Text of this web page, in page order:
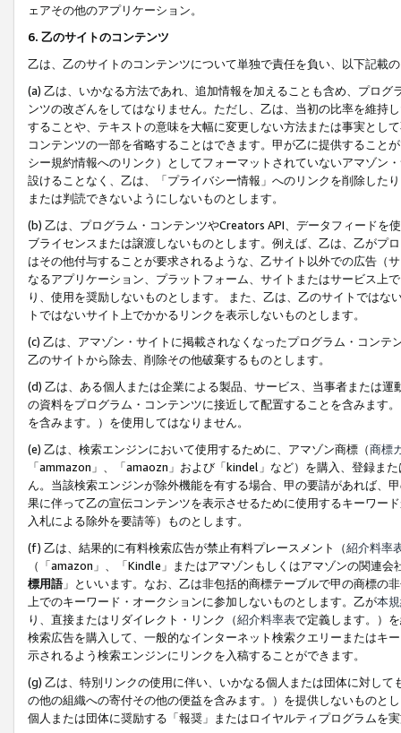
ェアその他のアプリケーション。
6. 乙のサイトのコンテンツ
乙は、乙のサイトのコンテンツについて単独で責任を負い、以下記載
(a) 乙は、いかなる方法であれ、追加情報を加えることも含め、プロ
ンツの改ざんをしてはなりません。ただし、乙は、当初の比率を維持
することや、テキストの意味を大幅に変更しない方法または事実とし
コンテンツの一部を省略することはできます。甲が乙に提供すること
シー規約情報へのリンク）としてフォーマットされていないアマゾン
設けることなく、乙は、「プライバシー情報」へのリンクを削除した
または判読できないようにしないものとします。
(b) 乙は、プログラム・コンテンツやCreators API、データフィード
ブライセンスまたは譲渡しないものとします。例えば、乙は、乙がプ
はその他付与することが要求されるような、乙サイト以外での広告（
なるアプリケーション、プラットフォーム、サイトまたはサービス上
り、使用を奨励しないものとします。 また、乙は、乙のサイトでは
トではないサイト上でかかるリンクを表示しないものとします。
(c) 乙は、アマゾン・サイトに掲載されなくなったプログラム・コン
乙のサイトから除去、削除その他破棄するものとします。
(d) 乙は、ある個人または企業による製品、サービス、当事者または
の資料をプログラム・コンテンツに接近して配置することを含みます
を含みます。）を使用してはなりません。
(e) 乙は、検索エンジンにおいて使用するために、アマゾン商標（商標
「ammazon」、「amaozn」および「kindel」など）を購入、登録ま
ん。当該検索エンジンが除外機能を有する場合、甲の要請があれば、
果に伴って乙の宣伝コンテンツを表示させるために使用するキーワー
入札による除外を要請等）ものとします。
(f) 乙は、結果的に有料検索広告が禁止有料プレースメント（紹介料率
（「amazon」、「Kindle」またはアマゾンもしくはアマゾンの関連
標用語」といいます。なお、乙は非包括的商標テーブルで甲の商標の
上でのキーワード・オークションに参加しないものとします。乙が本
り、直接またはリダイレクト・リンク（紹介料率表で定義します。）
検索広告を購入して、一般的なインターネット検索クエリーまたはキ
示されるよう検索エンジンにリンクを入稿することができます。
(g) 乙は、特別リンクの使用に伴い、いかなる個人または団体に対し
の他の組織への寄付その他の便益を含みます。）を提供しないものと
個人または団体に奨励する「報奨」またはロイヤルティプログラムを